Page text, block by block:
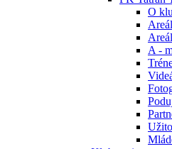
O
A -